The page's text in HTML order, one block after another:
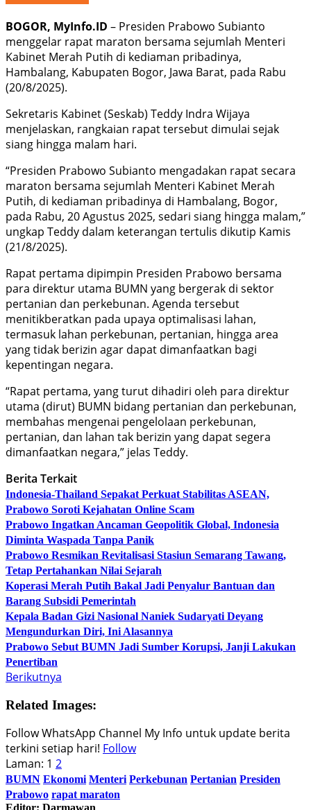
BOGOR, MyInfo.ID – Presiden Prabowo Subianto
menggelar rapat maraton bersama sejumlah Menteri
Kabinet Merah Putih di kediaman pribadinya,
Hambalang, Kabupaten Bogor, Jawa Barat, pada Rabu
(20/8/2025).
Sekretaris Kabinet (Seskab) Teddy Indra Wijaya
menjelaskan, rangkaian rapat tersebut dimulai sejak
siang hingga malam hari.
“Presiden Prabowo Subianto mengadakan rapat secara
maraton bersama sejumlah Menteri Kabinet Merah
Putih, di kediaman pribadinya di Hambalang, Bogor,
pada Rabu, 20 Agustus 2025, sedari siang hingga malam,”
ungkap Teddy dalam keterangan tertulis dikutip Kamis
(21/8/2025).
Rapat pertama dipimpin Presiden Prabowo bersama
para direktur utama BUMN yang bergerak di sektor
pertanian dan perkebunan. Agenda tersebut
menitikberatkan pada upaya optimalisasi lahan,
termasuk lahan perkebunan, pertanian, hingga area
yang tidak berizin agar dapat dimanfaatkan bagi
kepentingan negara.
“Rapat pertama, yang turut dihadiri oleh para direktur
utama (dirut) BUMN bidang pertanian dan perkebunan,
membahas mengenai pengelolaan perkebunan,
pertanian, dan lahan tak berizin yang dapat segera
dimanfaatkan negara,” jelas Teddy.
Berita Terkait
Indonesia-Thailand Sepakat Perkuat Stabilitas ASEAN,
Prabowo Soroti Kejahatan Online Scam
Prabowo Ingatkan Ancaman Geopolitik Global, Indonesia
Diminta Waspada Tanpa Panik
Prabowo Resmikan Revitalisasi Stasiun Semarang Tawang,
Tetap Pertahankan Nilai Sejarah
Koperasi Merah Putih Bakal Jadi Penyalur Bantuan dan
Barang Subsidi Pemerintah
Kepala Badan Gizi Nasional Naniek Sudaryati Deyang
Mengundurkan Diri, Ini Alasannya
Prabowo Sebut BUMN Jadi Sumber Korupsi, Janji Lakukan
Penertiban
Berikutnya
Related Images:
Follow WhatsApp Channel My Info untuk update berita
terkini setiap hari! Follow
Laman: 1 2
BUMN Ekonomi Menteri Perkebunan Pertanian Presiden
Prabowo rapat maraton